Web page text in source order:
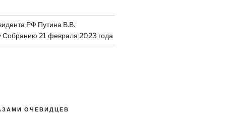
РФ Путина В.В.
21 февраля 2023 года
ОЧЕВИДЦЕВ